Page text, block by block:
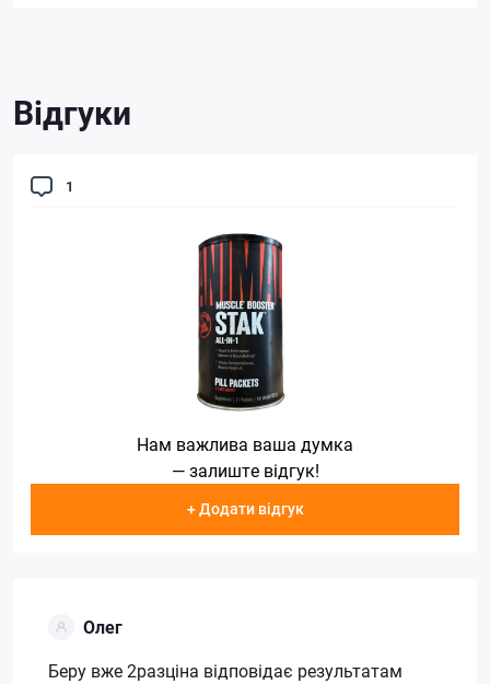
Відгуки
1
Нам важлива ваша думка
— залиште відгук!
+ Додати відгук
Олег
Беру вже 2разціна відповідає результатам